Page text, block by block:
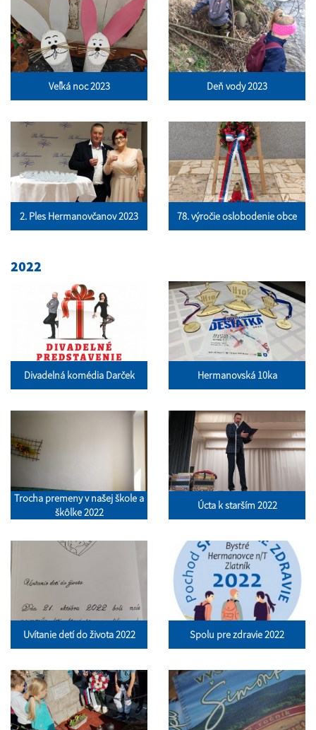
Veľká noc 2023 Deň vody 2023
2. Ples Hermanovčanov 2023 78. výročie oslobodenie obce
2022
Divadelná komédia Darček Hermanovská 10ka
Trocha premeny v našej škole a
škôlke 2022
Úcta k starším 2022
Uvítanie detí do života 2022 Spolu pre zdravie 2022